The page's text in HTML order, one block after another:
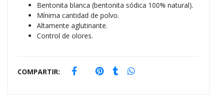
Bentonita blanca (bentonita sódica 100% natural).
Mínima cantidad de polvo.
Altamente aglutinante.
Control de olores.
COMPARTIR: